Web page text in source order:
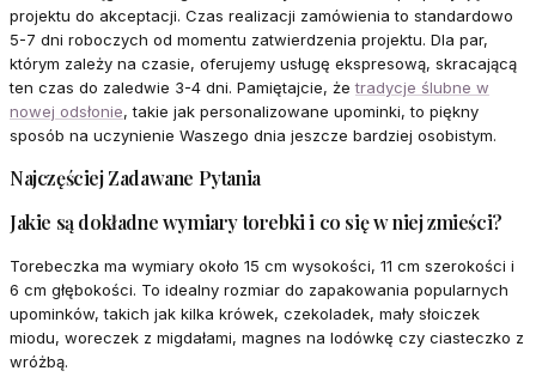
projektu do akceptacji. Czas realizacji zamówienia to standardowo
5-7 dni roboczych od momentu zatwierdzenia projektu. Dla par,
którym zależy na czasie, oferujemy usługę ekspresową, skracającą
ten czas do zaledwie 3-4 dni. Pamiętajcie, żetradycje ślubne w
nowej odsłonie, takie jak personalizowane upominki, to piękny
sposób na uczynienie Waszego dnia jeszcze bardziej osobistym.
Najczęściej Zadawane Pytania
Jakie są dokładne wymiary torebki i co się w niej zmieści?
Torebeczka ma wymiary około 15 cm wysokości, 11 cm szerokości i
6 cm głębokości. To idealny rozmiar do zapakowania popularnych
upominków, takich jak kilka krówek, czekoladek, mały słoiczek
miodu, woreczek z migdałami, magnes na lodówkę czy ciasteczko z
wróżbą.